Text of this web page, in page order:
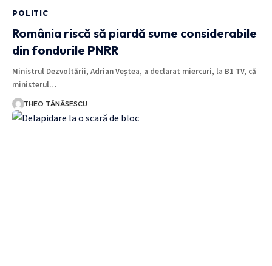
POLITIC
România riscă să piardă sume considerabile
din fondurile PNRR
Ministrul Dezvoltării, Adrian Veștea, a declarat miercuri, la B1 TV, că
ministerul…
THEO TĂNĂSESCU